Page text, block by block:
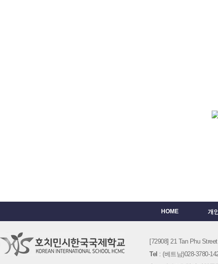
HOME 개
[72908] 21 Tan Phu
Tel : (베트남)028-3780-